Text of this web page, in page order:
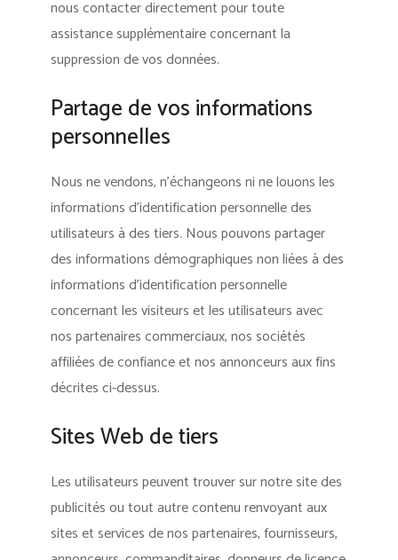
nous contacter directement pour toute
assistance supplémentaire concernant la
suppression de vos données.
Partage de vos informations
personnelles
Nous ne vendons, n’échangeons ni ne louons les
informations d’identification personnelle des
utilisateurs à des tiers. Nous pouvons partager
des informations démographiques non liées à des
informations d’identification personnelle
concernant les visiteurs et les utilisateurs avec
nos partenaires commerciaux, nos sociétés
affiliées de confiance et nos annonceurs aux fins
décrites ci-dessus.
Sites Web de tiers
Les utilisateurs peuvent trouver sur notre site des
publicités ou tout autre contenu renvoyant aux
sites et services de nos partenaires, fournisseurs,